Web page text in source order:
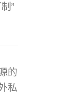
”
的
私